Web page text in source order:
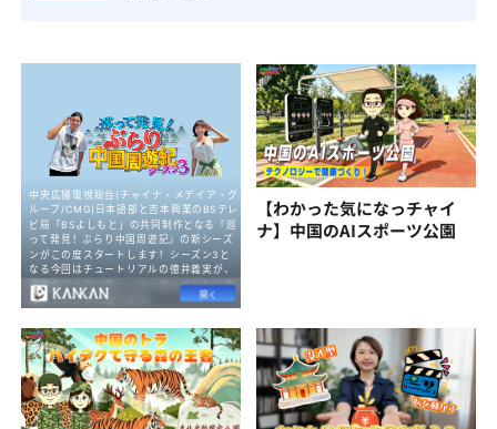
【わかった気になっチャイ
ナ】中国のAIスポーツ公園